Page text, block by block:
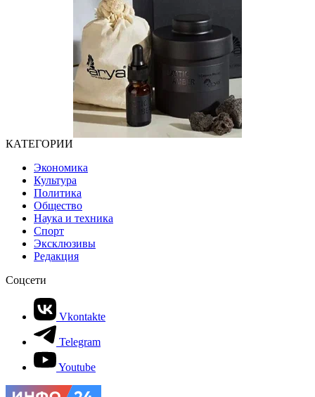
КАТЕГОРИИ
Экономика
Культура
Политика
Общество
Наука и техника
Спорт
Эксклюзивы
Редакция
Соцсети
Vkontakte
Telegram
Youtube